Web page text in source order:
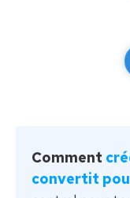
Comment
convertit